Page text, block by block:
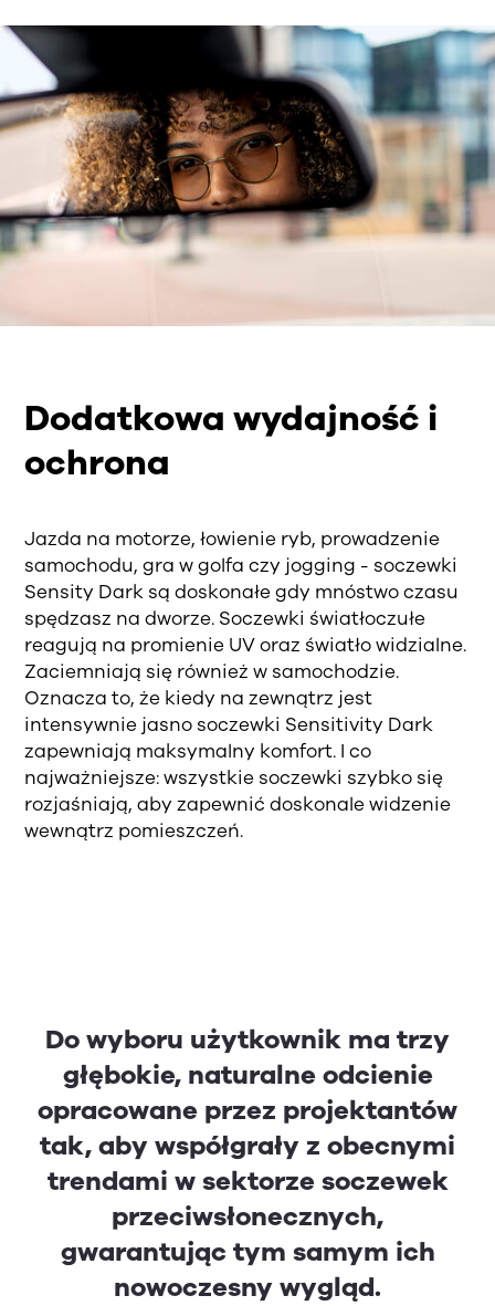
Dodatkowa wydajność i
ochrona
Jazda na motorze, łowienie ryb, prowadzenie
samochodu, gra w golfa czy jogging - soczewki
Sensity Dark są doskonałe gdy mnóstwo czasu
spędzasz na dworze. Soczewki światłoczułe
reagują na promienie UV oraz światło widzialne.
Zaciemniają się również w samochodzie.
Oznacza to, że kiedy na zewnątrz jest
intensywnie jasno soczewki Sensitivity Dark
zapewniają maksymalny komfort. I co
najważniejsze: wszystkie soczewki szybko się
rozjaśniają, aby zapewnić doskonale widzenie
wewnątrz pomieszczeń.
Do wyboru użytkownik ma trzy
głębokie, naturalne odcienie
opracowane przez projektantów
tak, aby współgrały z obecnymi
trendami w sektorze soczewek
przeciwsłonecznych,
gwarantując tym samym ich
nowoczesny wygląd.